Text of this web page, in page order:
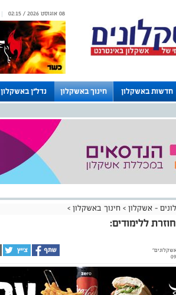
| 08 אוגוסט 2026 / 02:15
חדשות באשקלון חינוך באשקלון נדל"ן באשקלון
- אשקלון > חינוך באשקלון >
ללימודים: